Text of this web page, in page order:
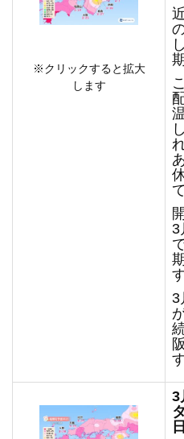
※クリックすると拡大
します
3
3
3